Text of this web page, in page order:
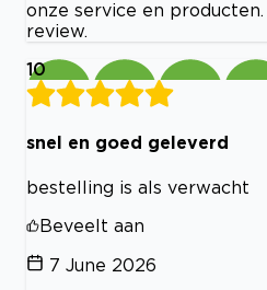
onze service en
review.
10
snel en goed geleverd
bestelling is als verwacht
Beveelt aan
7 June 2026